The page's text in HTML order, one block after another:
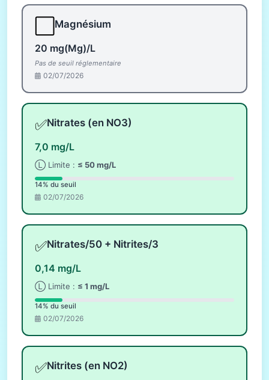
Magnésium
20 mg(Mg)/L
Pas de seuil réglementaire
02/07/2026
✅Nitrates (en NO3)
7,0 mg/L
Ⓛ Limite : ≤ 50 mg/L
14% du seuil
02/07/2026
✅Nitrates/50 + Nitrites/3
0,14 mg/L
Ⓛ Limite : ≤ 1 mg/L
14% du seuil
02/07/2026
✅Nitrites (en NO2)